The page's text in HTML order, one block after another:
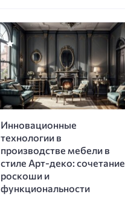
Инновационные
технологии в
производстве мебели в
стиле Арт-деко: сочетание
роскоши и
функциональности